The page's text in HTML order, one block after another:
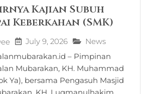
Kajian Subuh
Keberkahan (SMK)
July 9, 2026
News
– Pimpinan
Mubarakan, KH. Muhammad
Ya), bersama Pengasuh Masjid